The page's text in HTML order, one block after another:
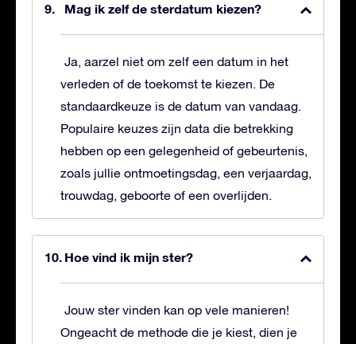
Mag ik zelf de sterdatum kiezen?
Ja, aarzel niet om zelf een datum in het
verleden of de toekomst te kiezen. De
standaardkeuze is de datum van vandaag.
Populaire keuzes zijn data die betrekking
hebben op een gelegenheid of gebeurtenis,
zoals jullie ontmoetingsdag, een verjaardag,
trouwdag, geboorte of een overlijden.
Hoe vind ik mijn ster?
Jouw ster vinden kan op vele manieren!
Ongeacht de methode die je kiest, dien je